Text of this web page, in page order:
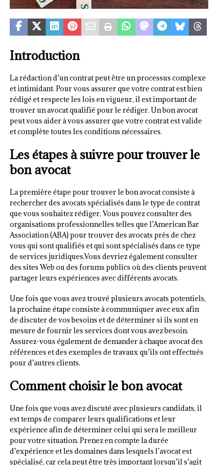
Introduction
La rédaction d’un contrat peut être un processus complexe
et intimidant. Pour vous assurer que votre contrat est bien
rédigé et respecte les lois en vigueur, il est important de
trouver un avocat qualifié pour le rédiger. Un bon avocat
peut vous aider à vous assurer que votre contrat est valide
et complète toutes les conditions nécessaires.
Les étapes à suivre pour trouver le
bon avocat
La première étape pour trouver le bon avocat consiste à
rechercher des avocats spécialisés dans le type de contrat
que vous souhaitez rédiger. Vous pouvez consulter des
organisations professionnelles telles que l’American Bar
Association (ABA) pour trouver des avocats près de chez
vous qui sont qualifiés et qui sont spécialisés dans ce type
de services juridiques.Vous devriez également consulter
des sites Web ou des forums publics où des clients peuvent
partager leurs expériences avec différents avocats.
Une fois que vous avez trouvé plusieurs avocats potentiels,
la prochaine étape consiste à communiquer avec eux afin
de discuter de vos besoins et de déterminer si ils sont en
mesure de fournir les services dont vous avez besoin.
Assurez-vous également de demander à chaque avocat des
références et des exemples de travaux qu’ils ont effectués
pour d’autres clients.
Comment choisir le bon avocat
Une fois que vous avez discuté avec plusieurs candidats, il
est temps de comparer leurs qualifications et leur
expérience afin de déterminer celui qui sera le meilleur
pour votre situation. Prenez en compte la durée
d’expérience et les domaines dans lesquels l’avocat est
spécialisé, car cela peut être très important lorsqu’il s’agit